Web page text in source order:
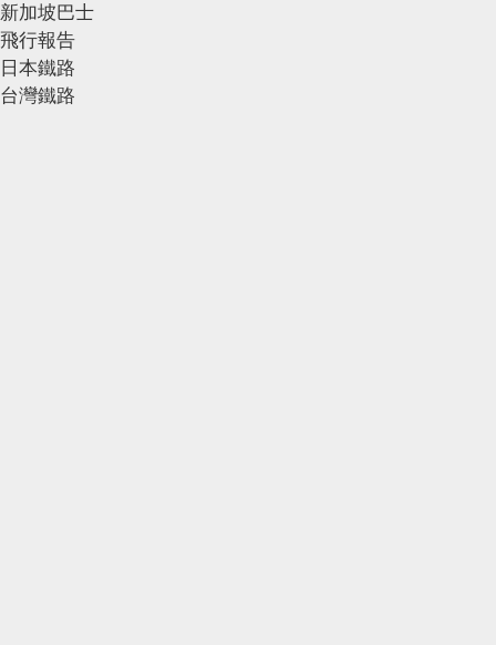
新加坡巴士
飛行報告
日本鐵路
台灣鐵路